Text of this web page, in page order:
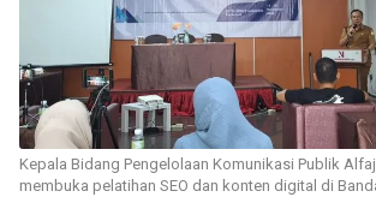
Kepala Bidang Pengelolaan Komunikasi Publik
membuka pelatihan SEO dan konten digital di